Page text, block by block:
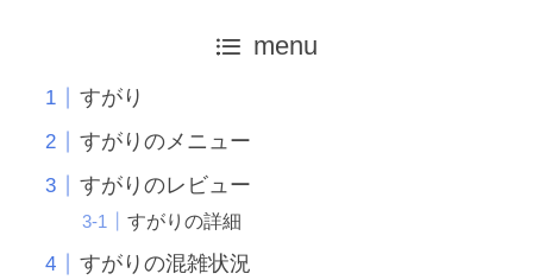
menu
すがり
すがりのメニュー
すがりのレビュー
すがりの詳細
すがりの混雑状況